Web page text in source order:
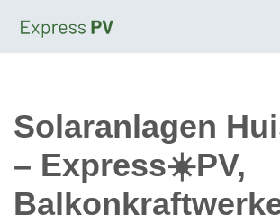
Solaranlagen
– Express☀️PV,